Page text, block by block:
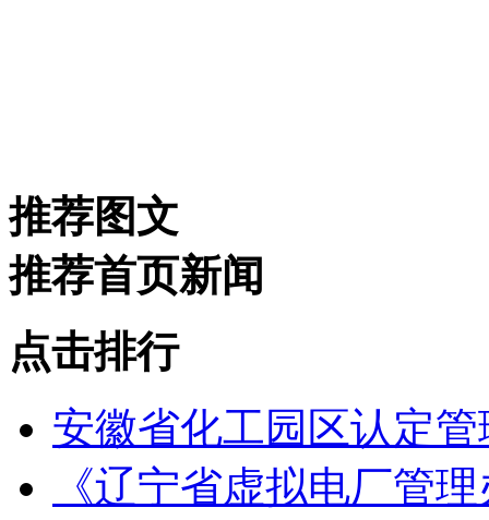
推荐图文
推荐首页新闻
点击排行
安徽省化工园区认定
《辽宁省虚拟电厂管